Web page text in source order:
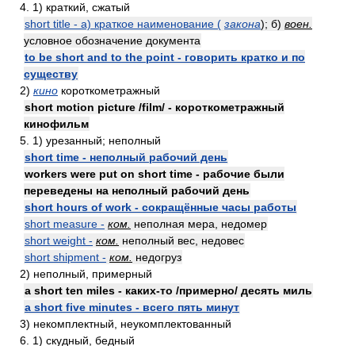
4. 1) краткий, сжатый
short title - а) краткое наименование ( закона); б) воен.
условное обозначение документа
to be short and to the point - говорить кратко и по
существу
2) кино короткометражный
short motion picture /film/ - короткометражный
кинофильм
5. 1) урезанный; неполный
short time - неполный рабочий день
workers were put on short time - рабочие были
переведены на неполный рабочий день
short hours of work - сокращённые часы работы
short measure - ком. неполная мера, недомер
short weight - ком. неполный вес, недовес
short shipment - ком. недогруз
2) неполный, примерный
a short ten miles - каких-то /примерно/ десять миль
a short five minutes - всего пять минут
3) некомплектный, неукомплектованный
6. 1) скудный, бедный